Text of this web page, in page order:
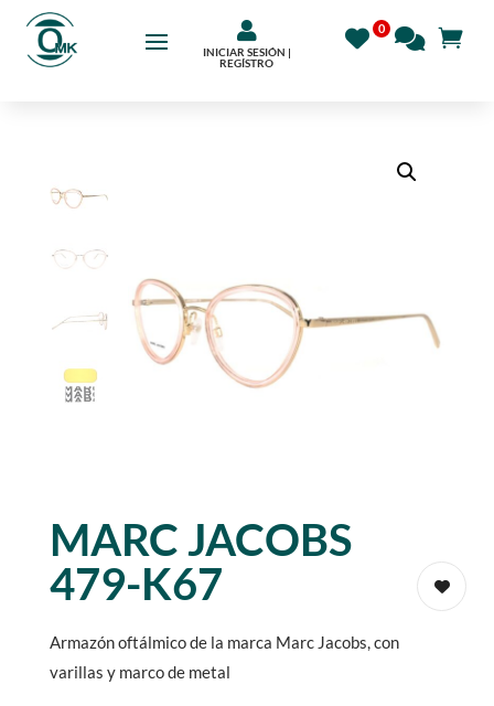

INICIAR SESIÓN |
REGÍSTRO
MARC JACOBS
479-K67
Armazón oftálmico de la marca Marc Jacobs, con
varillas y marco de metal